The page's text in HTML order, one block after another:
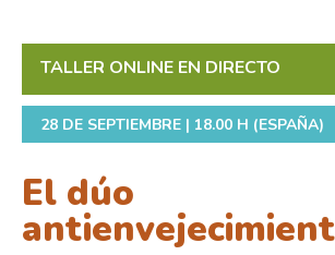
TALLER ONLINE EN DIRECTO
28 DE SEPTIEMBRE | 18.00 H (ESPAÑA)
El dúo